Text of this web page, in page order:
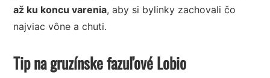
až ku koncu varenia, aby si bylinky zachovali čo
najviac vône a chuti.
Tip na gruzínske fazuľové Lobio